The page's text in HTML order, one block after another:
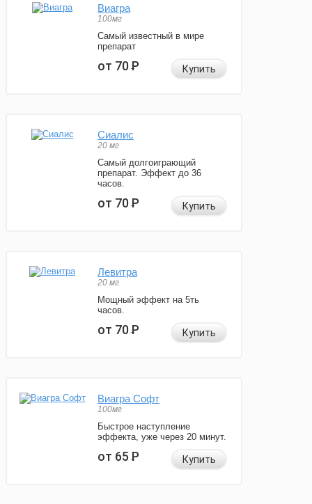
Виагра
100мг
Самый известный в мире
препарат
от 70Р Купить
Сиалис
20 мг
Самый долгоиграющий
препарат. Эффект до 36
часов.
от 70Р Купить
Левитра
20 мг
Мощный эффект на 5ть
часов.
от 70Р Купить
Виагра Софт
100мг
Быстрое наступление
эффекта, уже через 20 минут.
от 65Р Купить